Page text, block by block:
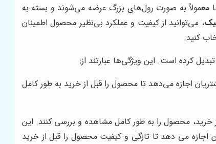
معمولاً به صورت رول‌های بزرگ عرضه می‌شوند و بسته به
، می‌توانید از کیفیت و عملکرد بی‌نظیر محصول اطمینان
کنید.
کرده است. این ویژگی‌ها عبارتند از:
اجازه می‌دهد تا محصول را قبل از خرید به طور کامل
خرید، محصول را به طور کامل مشاهده و بررسی کنند. این
اجازه می دهد تا تازگی و کیفیت محصول را قبل از خرید